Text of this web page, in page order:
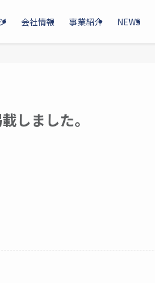
会社情報 事業紹介 NEWS
しました。